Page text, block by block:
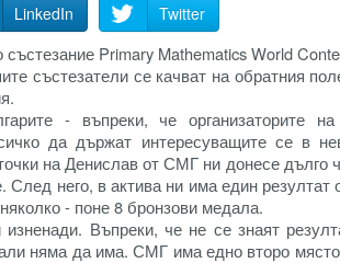
LinkedIn Twitter
Primary Mathematics World
състезатели се качват на обратния
- въпреки, че организаторите
да държат интересуващите се в
на Денислав от СМГ ни донесе дълго
него, в актива ни има един резултат
- поне 8 бронзови медала.
изненади. Въпреки, че не се знаят
няма да има. СМГ има едно второ